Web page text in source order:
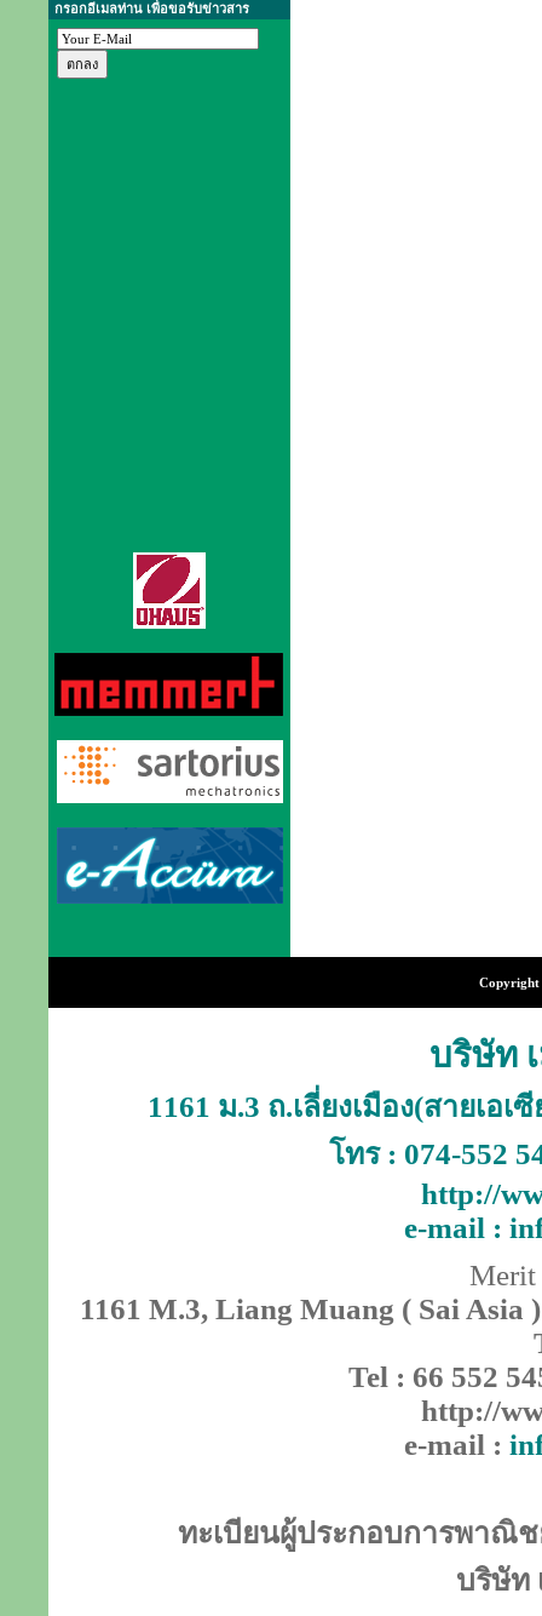
กรอกอีเมลท่าน เพื่อขอรับข่าวสาร
Copyright
บริษัท
1161 ม.3 ถ.เลี่ยงเมือง(สายเอ
โทร : 074-552
http://
e-mail :
Merit
1161 M.3, Liang Muang ( Sai Asia
Tel : 66 552
http://
e-mail :
ทะเบียนผู้ประกอบการพาณิช
บริษัท